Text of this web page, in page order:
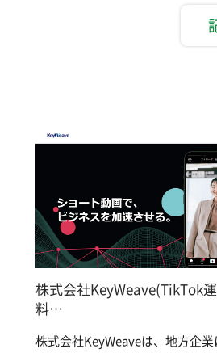
株式会社KeyWeave(TikTok
料…
株式会社KeyWeaveは、地方企